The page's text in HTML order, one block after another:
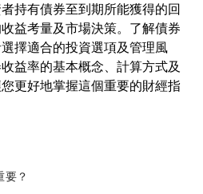
持有債券至到期所能獲得的回
益考量及市場決策。了解債券
擇適合的投資選項及管理風
益率的基本概念、計算方式及
更好地掌握這個重要的財經指
要？